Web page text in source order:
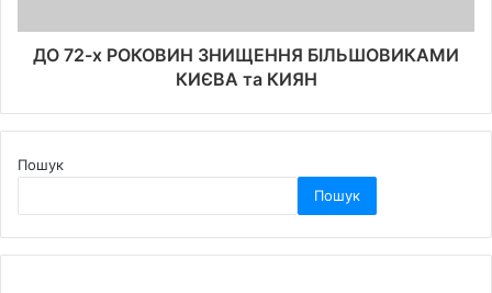
ДО 72-х РОКОВИН ЗНИЩЕННЯ БІЛЬШОВИКАМИ
КИЄВА та КИЯН
Пошук
Пошук